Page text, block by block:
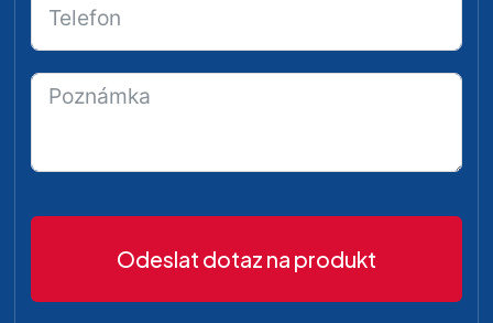
Odeslat dotaz na produkt